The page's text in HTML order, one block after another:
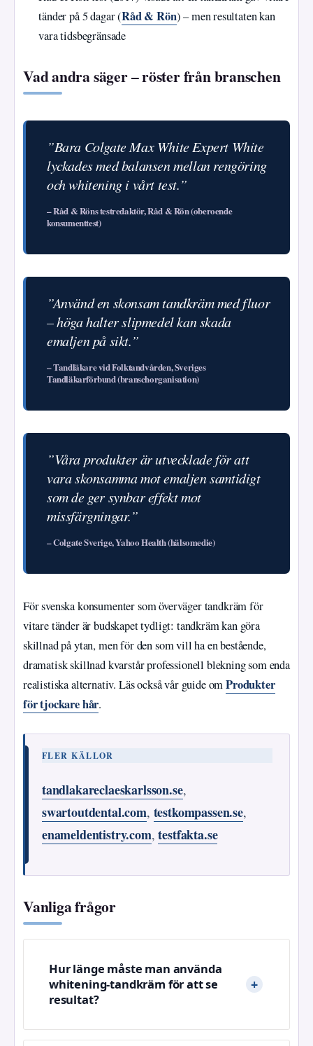
tänder på 5 dagar (Råd & Rön) – men resultaten kan
vara tidsbegränsade
Vad andra säger – röster från branschen
”Bara Colgate Max White Expert White
lyckades med balansen mellan rengöring
och whitening i vårt test.”
– Råd & Röns testredaktör, Råd & Rön (oberoende
konsumenttest)
”Använd en skonsam tandkräm med fluor
– höga halter slipmedel kan skada
emaljen på sikt.”
– Tandläkare vid Folktandvården, Sveriges
Tandläkarförbund (branschorganisation)
”Våra produkter är utvecklade för att
vara skonsamma mot emaljen samtidigt
som de ger synbar effekt mot
missfärgningar.”
– Colgate Sverige, Yahoo Health (hälsomedie)
För svenska konsumenter som överväger tandkräm för
vitare tänder är budskapet tydligt: tandkräm kan göra
skillnad på ytan, men för den som vill ha en bestående,
dramatisk skillnad kvarstår professionell blekning som enda
realistiska alternativ. Läs också vår guide omProdukter
för tjockare hår.
FLER KÄLLOR
tandlakareclaeskarlsson.se,
swartoutdental.com, testkompassen.se,
enameldentistry.com,testfakta.se
Vanliga frågor
Hur länge måste man använda
whitening-tandkräm för att se
resultat?